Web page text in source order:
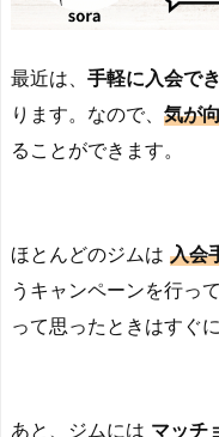
最近は、 手軽に入会で
ります。なので、 気が
ることができます。
ほとんどのジムは 入会
うキャンペーンを行っ
って思ったときはすぐ
あと、ジムには マッチ